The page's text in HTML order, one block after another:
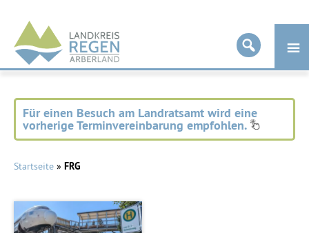
Landkreis
Regen
Für einen Besuch am Landratsamt wird eine
vorherige Terminvereinbarung empfohlen.
Startseite » FRG